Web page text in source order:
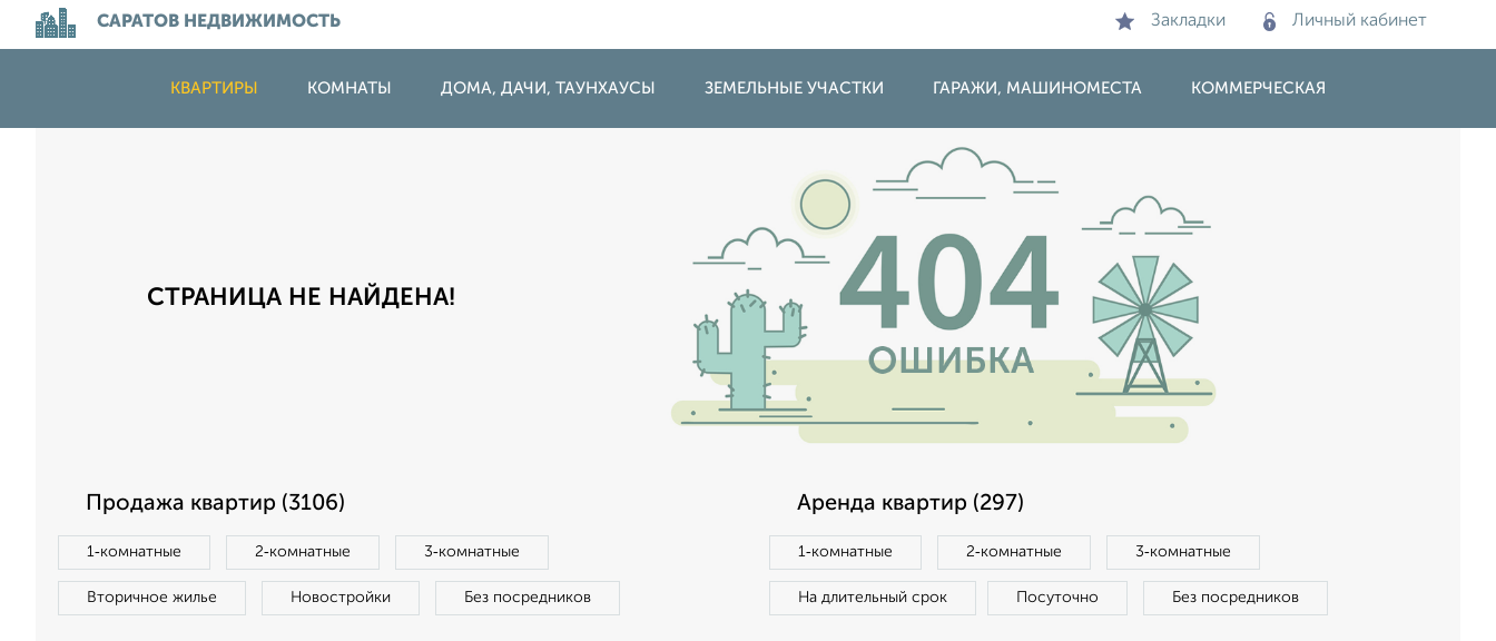
САРАТОВ НЕДВИЖИМОСТЬ Закладки Личный кабинет
КВАРТИРЫ КОМНАТЫ ДОМА, ДАЧИ, ТАУНХАУСЫ ЗЕМЕЛЬНЫЕ УЧАСТКИ ГАРАЖИ, МАШИНОМЕСТА КОММЕРЧЕСКАЯ
СТРАНИЦА НЕ НАЙДЕНА!
Продажа квартир (3106)
1‑комнатные 2‑комнатные 3‑комнатные
Вторичное жилье Новостройки Без посредников
Аренда квартир (297)
1‑комнатные 2‑комнатные 3‑комнатные
На длительный срок Посуточно Без посредников